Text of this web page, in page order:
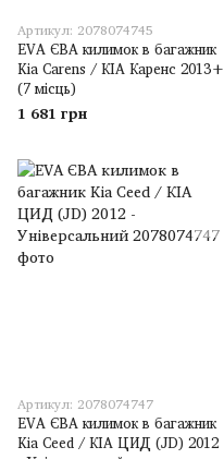
Артикул: 2078074745
EVA ЄВА килимок в багажник
Kia Carens / КІА Каренс 2013+
(7 місць)
1 681 грн
Артикул: 2078074747
EVA ЄВА килимок в багажник
Kia Ceed / КІА ЦИД (JD) 2012